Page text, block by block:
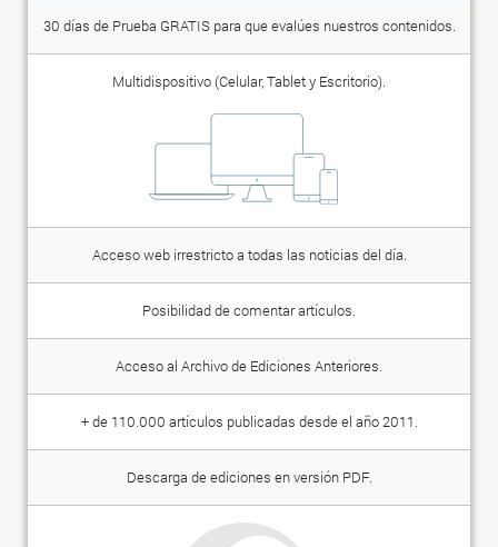
30 días de Prueba GRATIS para que evalúes nuestros contenidos.
Multidispositivo (Celular, Tablet y Escritorio).
Acceso web irrestricto a todas las noticias del día.
Posibilidad de comentar artículos.
Acceso al Archivo de Ediciones Anteriores.
+ de 110.000 artículos publicadas desde el año 2011.
Descarga de ediciones en versión PDF.